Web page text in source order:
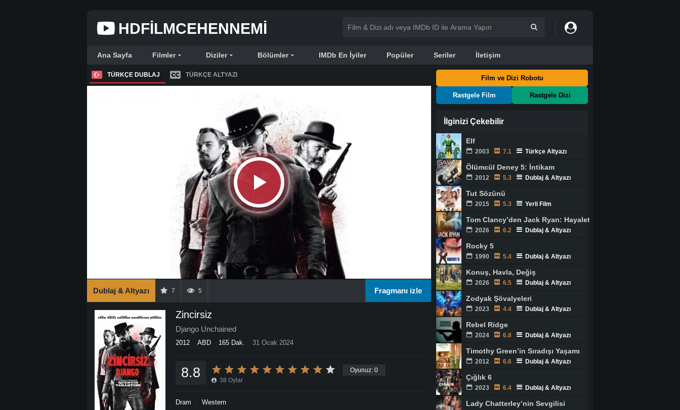
HDFILMCEHENNEMI
Ana Sayfa Filmler Diziler Bölümler IMDb En İyiler Popüler Seriler İletişim
TÜRKÇE DUBLAJ TÜRKÇE ALTYAZI
Dublaj & Altyazı 7 5 Fragmanı izle
Zincirsiz
Django Unchained
2012 ABD 165 Dak. 31 Ocak 2024
Oyunuz: 0
8.8 38 Oylar
Dram Western
Film ve Dizi Robotu
Rastgele Film Rastgele Dizi
İlginizi Çekebilir
Elf
2003 7.1 Türkçe Altyazı
Ölümcül Deney 5: İntikam
2012 5.3 Dublaj & Altyazı
Tut Sözünü
2015 5.3 Yerli Film
Tom Clancy’den Jack Ryan: Hayalet Savaş
2026 6.2 Dublaj & Altyazı
Rocky 5
1990 5.4 Dublaj & Altyazı
Konuş, Havla, Değiş
2026 6.5 Dublaj & Altyazı
Zodyak Şövalyeleri
2023 4.4 Dublaj & Altyazı
Rebel Ridge
2024 6.8 Dublaj & Altyazı
Timothy Green’in Sıradışı Yaşamı
2012 6.6 Dublaj & Altyazı
Çığlık 6
2023 6.4 Dublaj & Altyazı
Lady Chatterley’nin Sevgilisi